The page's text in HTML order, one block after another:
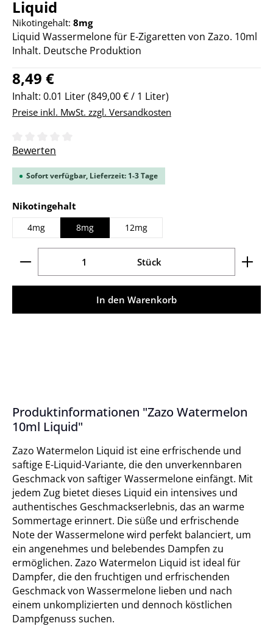
Liquid
Nikotingehalt: 8mg
Liquid Wassermelone für E-Zigaretten von Zazo. 10ml
Inhalt. Deutsche Produktion
Regulärer Preis:
8,49 €
Inhalt: 0.01 Liter(849,00 € / 1 Liter)
Preise inkl. MwSt. zzgl. Versandkosten
Durchschnittliche Bewertung von 0 von 5 Sternen
Bewerten
Sofort verfügbar, Lieferzeit: 1-3 Tage
Nikotingehalt
4mg 8mg 12mg
Produkt Anzahl: Gib den gewünschten Wert ein
Stück
In den Warenkorb
Produktinformationen "Zazo Watermelon
10ml Liquid"
Zazo Watermelon Liquid ist eine erfrischende und
saftige E-Liquid-Variante, die den unverkennbaren
Geschmack von saftiger Wassermelone einfängt. Mit
jedem Zug bietet dieses Liquid ein intensives und
authentisches Geschmackserlebnis, das an warme
Sommertage erinnert. Die süße und erfrischende
Note der Wassermelone wird perfekt balanciert, um
ein angenehmes und belebendes Dampfen zu
ermöglichen. Zazo Watermelon Liquid ist ideal für
Dampfer, die den fruchtigen und erfrischenden
Geschmack von Wassermelone lieben und nach
einem unkomplizierten und dennoch köstlichen
Dampfgenuss suchen.